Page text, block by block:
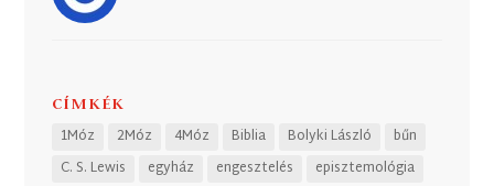
CÍMKÉK
1Móz 2Móz 4Móz Biblia Bolyki László
bűn
C. S. Lewis
egyház engesztelés
episztemológia